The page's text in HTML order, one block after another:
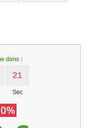
dans :
21
Sec